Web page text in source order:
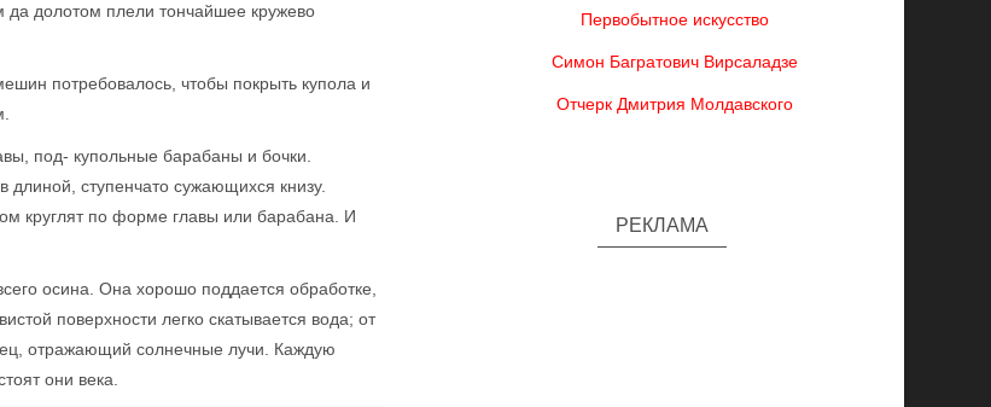
долотом плели тончайшее кружево
потребовалось, чтобы покрыть купола и
под- купольные барабаны и бочки.
ступенчато сужающихся книзу.
круглят по форме главы или барабана. И
осина. Она хорошо поддается обработке,
поверхности легко скатывается вода; от
отражающий солнечные лучи. Каждую
они века.
Первобытное искусство
Симон Багратович Вирсаладзе
Отчерк Дмитрия Молдавского
РЕКЛАМА